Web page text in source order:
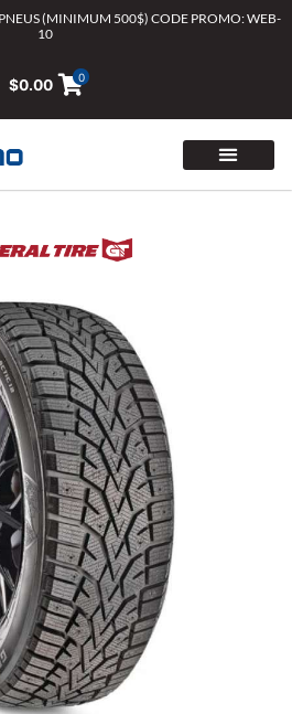
PNEUS (MINIMUM 500$) CODE PROMO: WEB-
10
$0.00 0